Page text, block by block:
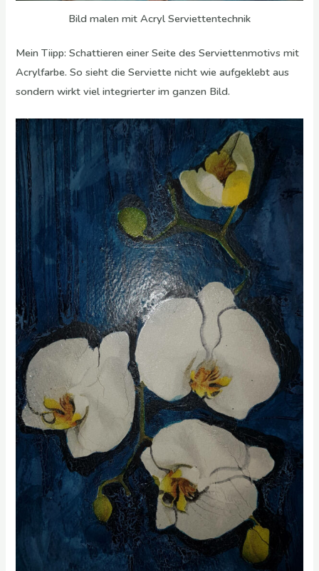
Bild malen mit Acryl Serviettentechnik
Mein Tiipp: Schattieren einer Seite des Serviettenmotivs mit
Acrylfarbe. So sieht die Serviette nicht wie aufgeklebt aus
sondern wirkt viel integrierter im ganzen Bild.